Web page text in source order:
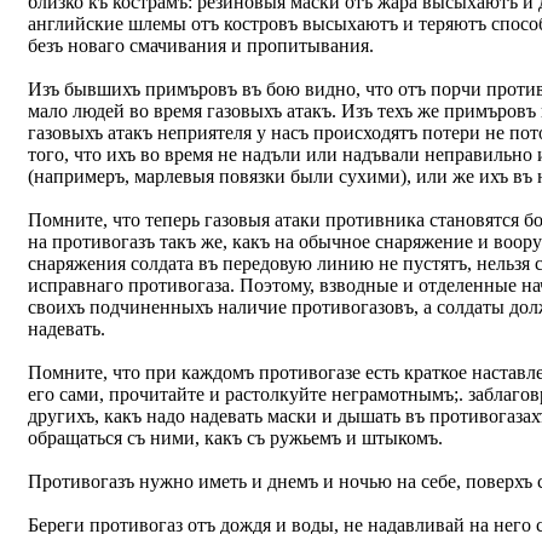
английские шлемы отъ костровъ высыхаютъ и теряютъ
безъ новаго смачивания и пропитывания.
Изъ бывшихъ примъровъ въ бою видно, что отъ порчи
мало людей во время газовыхъ атакъ. Изъ техъ же
газовыхъ атакъ неприятеля у насъ происходятъ потери не
того, что ихъ во время не надъли или надъвали
(напримеръ, марлевыя повязки были сухими), или же ихъ
Помните, что теперь газовыя атаки противника становятся
на противогазъ такъ же, какъ на обычное снаряжение и
снаряжения солдата въ передовую линию не пустятъ, нельзя
исправнаго противогаза. Поэтому, взводные и отделенные
своихъ подчиненныхъ наличие противогазовъ, а солдаты
надевать.
Помните, что при каждомъ противогазе есть краткое
его сами, прочитайте и растолкуйте неграмотнымъ;.
другихъ, какъ надо надевать маски и дышать въ
обращаться съ ними, какъ съ ружьемъ и штыкомъ.
Противогазъ нужно иметь и днемъ и ночью на себе, поверхъ
Береги противогаз отъ дождя и воды, не надавливай на